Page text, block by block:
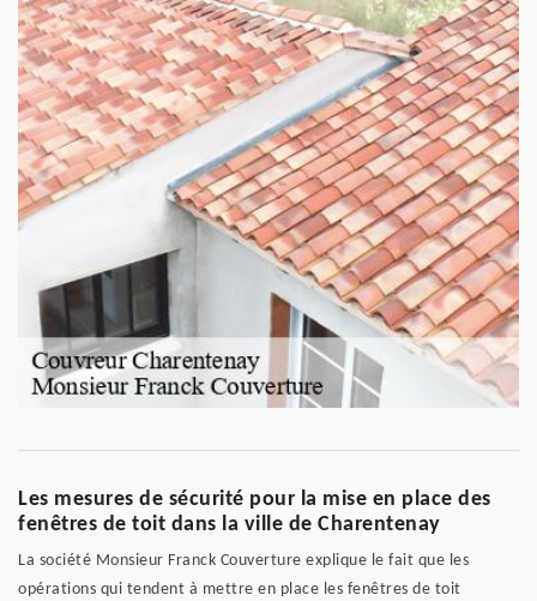
Les mesures de sécurité pour la mise en place des
fenêtres de toit dans la ville de Charentenay
La société Monsieur Franck Couverture explique le fait que les
opérations qui tendent à mettre en place les fenêtres de toit